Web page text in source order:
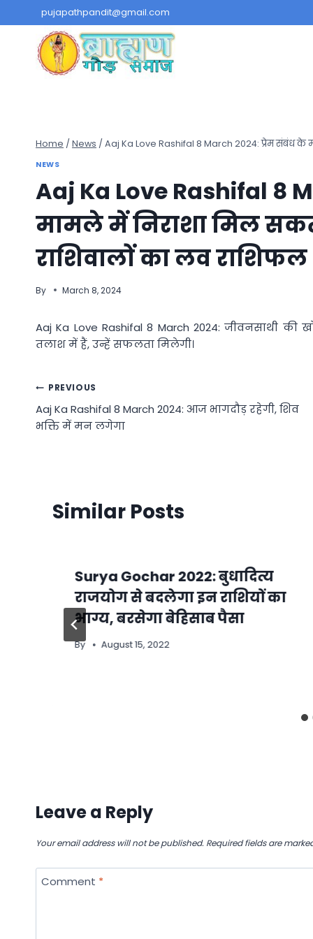
to
content
pujapathpandit@gmail.com
Home / News / Aaj Ka Love Rashifal 8 March 2024: प्रेम संबंध के
NEWS
Aaj Ka Love Rashifal 8
मामले में निराशा मिल
राशिवालों का लव राशिफल
By March 8, 2024
Aaj Ka Love Rashifal 8 March 2024: जीवनसाथी
तलाश में हैं, उन्हें सफलता मिलेगी।
Post
navigation
PREVIOUS
Aaj Ka Rashifal 8 March 2024: आज भागदौड़ रहेगी, शिव
भक्ति में मन लगेगा
Similar Posts
Surya Gochar 2022: बुधादित्य
राजयोग से बदलेगा इन राशियों का
भाग्य, बरसेगा बेहिसाब पैसा
By August 15, 2022
Leave a Reply
Your email address will not be published. Required fields are
Comment *